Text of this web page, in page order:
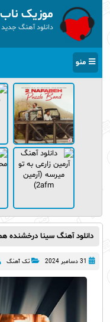
موزیک ناب
دانلود آهنگ جدید
منو
دانلود آهنگ سینا درخشنده
31 دسامبر 2024 تک آهنگ